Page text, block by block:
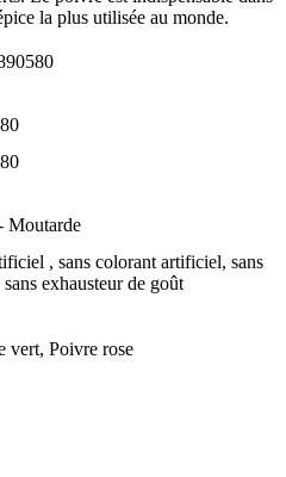
la plus utilisée au monde.
Moutarde
, sans colorant artificiel, sans
exhausteur de goût
vert, Poivre rose